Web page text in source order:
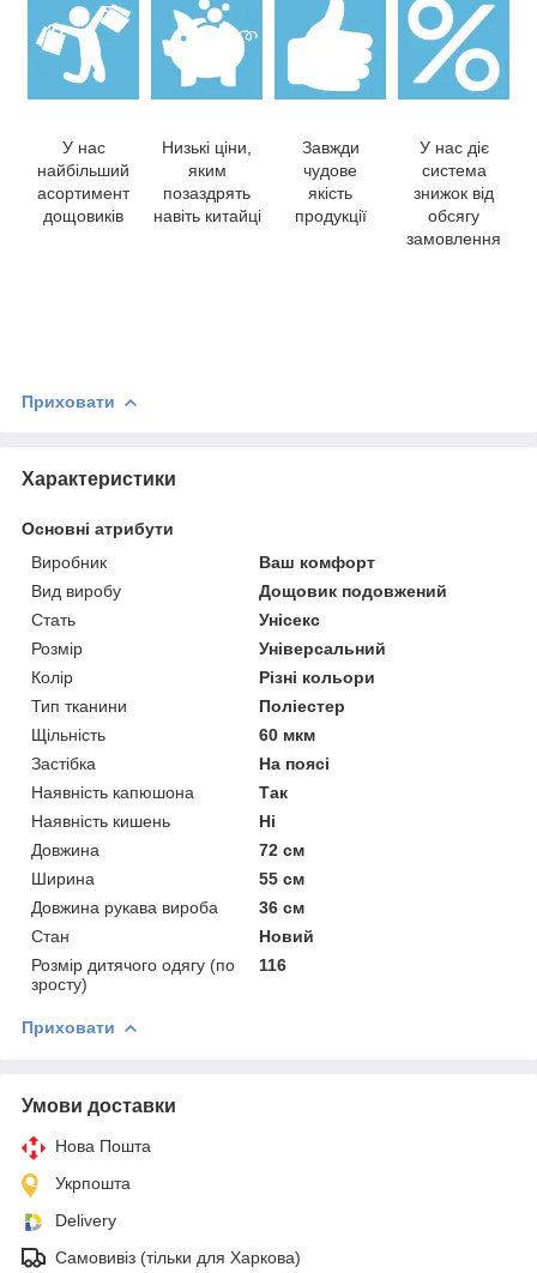
У нас
найбільший
асортимент
дощовиків
Низькі ціни,
яким
позаздрять
навіть китайці
Завжди
чудове
якість
продукції
У нас діє
система
знижок від
обсягу
замовлення
Приховати
Характеристики
Основні атрибути
Виробник
Ваш комфорт
Вид виробу
Дощовик подовжений
Стать
Унісекс
Розмір
Універсальний
Колір
Різні кольори
Тип тканини
Поліестер
Щільність
60 мкм
Застібка
На поясі
Наявність капюшона
Так
Наявність кишень
Ні
Довжина
72 см
Ширина
55 см
Довжина рукава вироба
36 см
Стан
Новий
Розмір дитячого одягу (по
зросту)
116
Приховати
Умови доставки
Нова Пошта
Укрпошта
Delivery
Самовивіз (тільки для Харкова)